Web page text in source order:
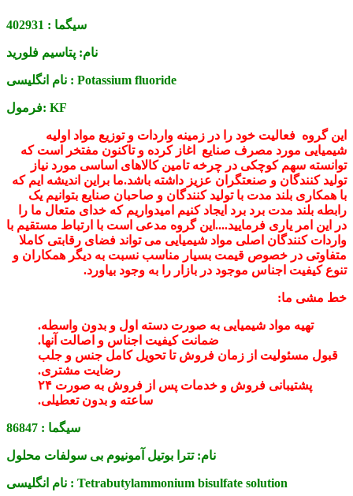
سیگما : 402931
نام: پتاسیم فلورید
نام انگلیسی : Potassium fluoride
فرمول: KF
این گروه فعالیت خود را در زمینه واردات و توزیع مواد اولیه
شیمیایی مورد مصرف صنایع اغاز کرده و تاکنون مفتخر است که
توانسته سهم کوچکی در چرخه تامین کالاهای اساسی مورد نیاز
تولید کنندگان و صنعتگران عزیز داشته باشد.ما براین اندیشه ایم که
با همکاری بلند مدت با تولید کنندگان و صاحبان صنایع بتوانیم یک
رابطه بلند مدت برد برد ایجاد کنیم امیدواریم که خدای متعال ما را
در این امر یاری فرمایید....این گروه مدعی است با ارتباط مستقیم با
واردات کنندگان اصلی مواد شیمیایی می تواند فضای رقابتی کاملا
متفاوتی در خصوص قیمت بسیار مناسب نسبت به دیگر همکاران و
تنوع کیفیت اجناس موجود در بازار را به وجود بیاورد.
خط مشی ما:
تهیه مواد شیمیایی به صورت دسته اول و بدون واسطه.
ضمانت کیفیت اجناس و اصالت آنها.
قبول مسئولیت از زمان فروش تا تحویل کامل جنس و جلب
رضایت مشتری.
پشتیبانی فروش و خدمات پس از فروش به صورت ۲۴
ساعته و بدون تعطیلی.
سیگما : 86847
نام: تترا بوتیل آمونیوم بی سولفات محلول
نام انگلیسی : Tetrabutylammonium bisulfate solution